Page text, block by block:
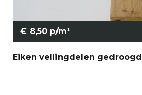
€ 8,50 p/m¹
Eiken vellingdelen gedroogd